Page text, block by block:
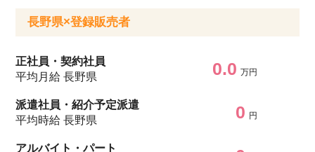
長野県×登録販売者
正社員・契約社員
平均月給 長野県
0.0 万円
派遣社員・紹介予定派遣
平均時給 長野県
0 円
アルバイト・パート